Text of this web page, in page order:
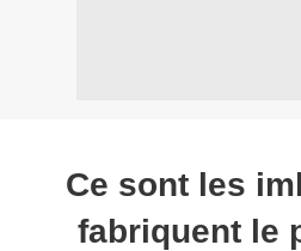
Ce sont les
fabriquent le